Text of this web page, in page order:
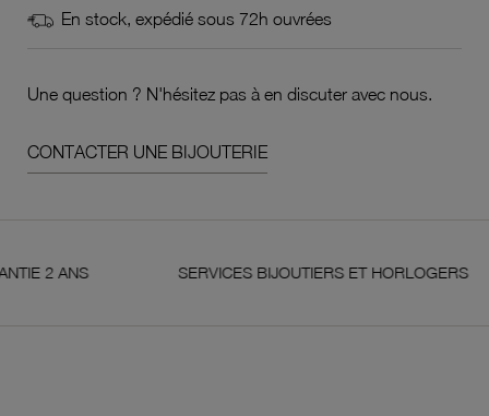
En stock, expédié sous 72h ouvrées
Une question ? N'hésitez pas à en discuter avec nous.
CONTACTER UNE BIJOUTERIE
SERVICES BIJOUTIERS ET HORLOGERS